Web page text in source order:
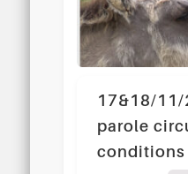
17&18/11/
parole
conditions